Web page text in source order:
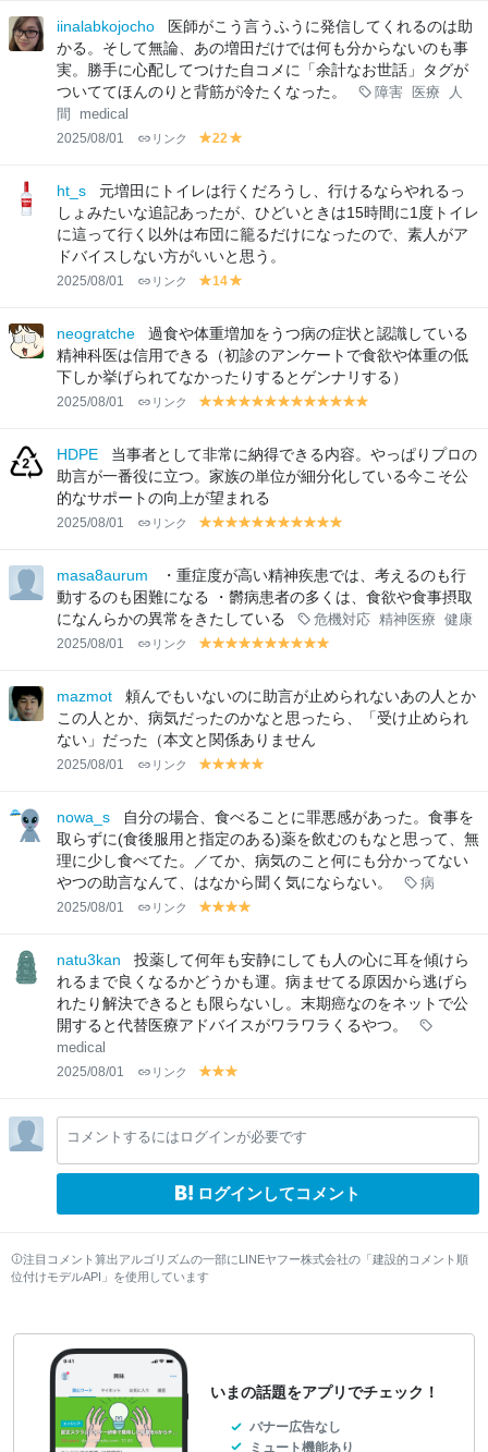
lo
w
lo
w
iinalabkojocho
医師がこう言うふうに発信してくれるのは助
かる。そして無論、あの増田だけでは何も分からないのも事
実。勝手に心配してつけた自コメに「余計なお世話」タグが
ついててほんのりと背筋が冷たくなった。
障害 医療
人
間
medical
2025/08/01 リンク
y
lo
22
lo
w
ht_s
元増田にトイレは行くだろうし、行けるならやれるっ
しょみたいな追記あったが、ひどいときは15時間に1度トイレ
に這って行く以外は布団に籠るだけになったので、素人がア
ドバイスしない方がいいと思う。
2025/08/01 リンク
y
lo
w
14
lo
w
neogratche
過食や体重増加をうつ病の症状と認識している
精神科医は信用できる（初診のアンケートで食欲や体重の低
下しか挙げられてなかったりするとゲンナリする）
2025/08/01 リンク
y
lo
w
y
lo
w
y
lo
w
y
lo
w
y
lo
w
y
lo
w
y
lo
w
y
lo
w
y
lo
w
y
lo
w
y
lo
w
y
lo
w
w
HDPE
当事者として非常に納得できる内容。やっぱりプロの
助言が一番役に立つ。家族の単位が細分化している今こそ公
的なサポートの向上が望まれる
2025/08/01 リンク
y
lo
w
y
lo
y
lo
w
y
lo
w
y
lo
w
y
lo
w
y
lo
w
y
lo
w
y
lo
w
y
lo
w
lo
w
masa8aurum
・重症度が高い精神疾患では、考えるのも行
動するのも困難になる ・欝病患者の多くは、食欲や食事摂取
になんらかの異常をきたしている
危機対応 精神医療 健康
2025/08/01 リンク
y
lo
y
lo
w
y
lo
w
y
lo
w
y
lo
w
y
lo
w
y
lo
w
y
lo
w
y
lo lo
w
mazmot
頼んでもいないのに助言が止められないあの人とか
この人とか、病気だったのかなと思ったら、「受け止められ
ない」だった（本文と関係ありません
2025/08/01 リンク
y
w
y
lo
w
y
lo
w
y
lo
w
lo
w
nowa_s
自分の場合、食べることに罪悪感があった。食事を
取らずに(食後服用と指定のある)薬を飲むのもなと思って、無
理に少し食べてた。／てか、病気のこと何にも分かってない
やつの助言なんて、はなから聞く気にならない。
病
2025/08/01 リンク
y
lo
w
y
lo
w
y
lo
w
lo
w
natu3kan
投薬して何年も安静にしても人の心に耳を傾けら
れるまで良くなるかどうかも運。病ませてる原因から逃げら
れたり解決できるとも限らないし。末期癌なのをネットで公
開すると代替医療アドバイスがワラワラくるやつ。
medical
2025/08/01 リンク
y
lo
w
y
lo
w
lo
w
コメントするにはログインが必要です
ログインしてコメント
注目コメント算出アルゴリズムの一部にLINEヤフー株式会社の「建設的コメント順
位付けモデルAPI」を使用しています
いまの話題をアプリでチェック！
バナー広告なし
ミュート機能あり